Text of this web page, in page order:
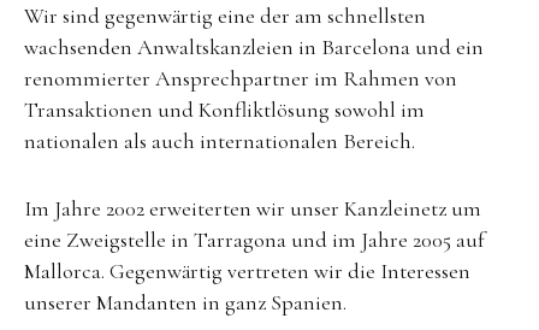
Wir sind gegenwärtig eine der am schnellsten
wachsenden Anwaltskanzleien in Barcelona und ein
renommierter Ansprechpartner im Rahmen von
Transaktionen und Konfliktlösung sowohl im
nationalen als auch internationalen Bereich.
Im Jahre 2002 erweiterten wir unser Kanzleinetz um
eine Zweigstelle in Tarragona und im Jahre 2005 auf
Mallorca. Gegenwärtig vertreten wir die Interessen
unserer Mandanten in ganz Spanien.